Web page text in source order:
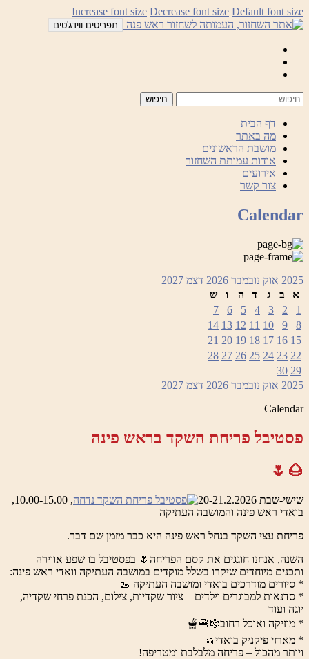
לדלג
לתוכן
Increase font size Decrease font size Default font size
תפריטים ווידג'טים
דף הבית
מה באתר
מושבת הראשונים
אודות עמותת השחזור
אירועים
צור קשר
Calendar
2025 אוק נובמבר 2026 דצמ 2027
א
ב ג ד ה ו
ש
1
2
3
4
5
6
7
8
9
10
11
12
13
14
15
16
17
18
19
20
21
22
23
24
25
26
27
28
29
30
2025 אוק נובמבר 2026 דצמ 2027
Calendar
פסטיבל פריחת השקד בראש פינה
🌰🌷
שישי-שבת 20-21.2.2026
, 10.00-15.00,
בואדי ראש פינה והמושבה העתיקה
פריחת עצי השקד בנחל ראש פינה היא כבר מזמן שם דבר.
השנה, אנחנו חוגגים את קסם הפריחה🌷 בפסטיבל בו שפע אווירה
ותכנים מיוחדים שיקרו בשלל מוקדים במושבה העתיקה וואדי ראש פינה:
* סיורים מודרכים בואדי ומושבה העתיקה 🥾
* סדנאות למבוגרים וילדים – ציור שקדיות, צילום, הכנת פרחי שקדיה,
יוגה ועוד
* מוזיקה ואוכל רחוב🎼🍔🫕
* מארזי פיקניק בואדי🧺
ויותר מהכול – פריחה מלבלבת ומטריפה!